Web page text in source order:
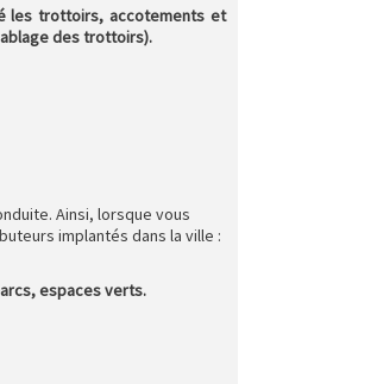
les trottoirs, accotements et
des trottoirs).
Ainsi, lorsque vous
implantés dans la ville :
espaces verts.